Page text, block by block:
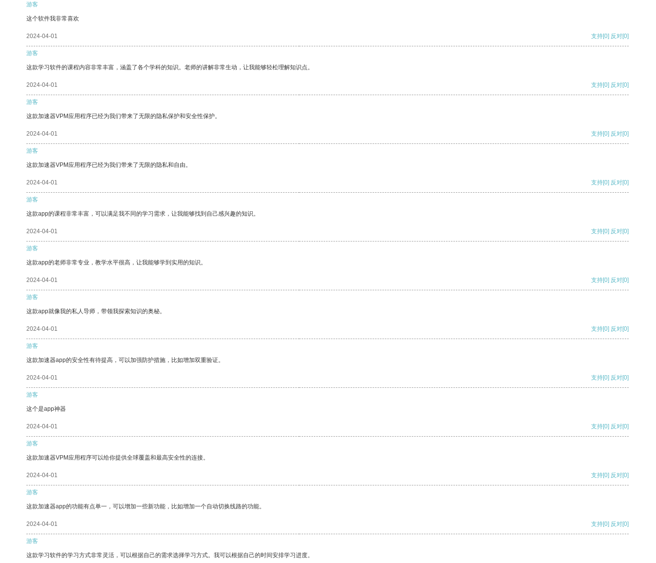
游客
这个软件我非常喜欢
2024-04-01 支持[0] 反对[0]
游客
这款学习软件的课程内容非常丰富，涵盖了各个学科的知识。老师的讲解非常生动，让我能够轻松理解知识点。
2024-04-01 支持[0] 反对[0]
游客
这款加速器VPM应用程序已经为我们带来了无限的隐私保护和安全性保护。
2024-04-01 支持[0] 反对[0]
游客
这款加速器VPM应用程序已经为我们带来了无限的隐私和自由。
2024-04-01 支持[0] 反对[0]
游客
这款app的课程非常丰富，可以满足我不同的学习需求，让我能够找到自己感兴趣的知识。
2024-04-01 支持[0] 反对[0]
游客
这款app的老师非常专业，教学水平很高，让我能够学到实用的知识。
2024-04-01 支持[0] 反对[0]
游客
这款app就像我的私人导师，带领我探索知识的奥秘。
2024-04-01 支持[0] 反对[0]
游客
这款加速器app的安全性有待提高，可以加强防护措施，比如增加双重验证。
2024-04-01 支持[0] 反对[0]
游客
这个是app神器
2024-04-01 支持[0] 反对[0]
游客
这款加速器VPM应用程序可以给你提供全球覆盖和最高安全性的连接。
2024-04-01 支持[0] 反对[0]
游客
这款加速器app的功能有点单一，可以增加一些新功能，比如增加一个自动切换线路的功能。
2024-04-01 支持[0] 反对[0]
游客
这款学习软件的学习方式非常灵活，可以根据自己的需求选择学习方式。我可以根据自己的时间安排学习进度。